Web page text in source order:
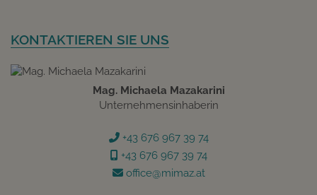
KONTAKTIEREN SIE UNS
Mag. Michaela Mazakarini
Unternehmensinhaberin
+43 676 967 39 74
+43 676 967 39 74
office@mimaz.at